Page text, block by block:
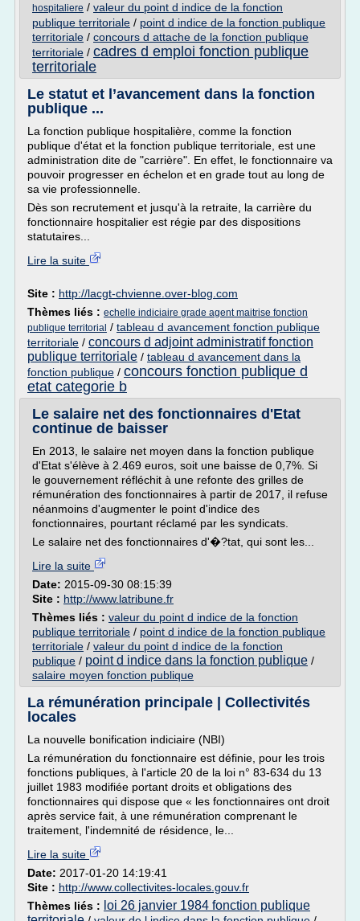
hospitaliere / valeur du point d indice de la fonction
publique territoriale / point d indice de la fonction publique
territoriale / concours d attache de la fonction publique
territoriale / cadres d emploi fonction publique
territoriale
Le statut et l’avancement dans la fonction
publique ...
La fonction publique hospitalière, comme la fonction
publique d'état et la fonction publique territoriale, est une
administration dite de "carrière". En effet, le fonctionnaire va
pouvoir progresser en échelon et en grade tout au long de
sa vie professionnelle.
Dès son recrutement et jusqu'à la retraite, la carrière du
fonctionnaire hospitalier est régie par des dispositions
statutaires...
Lire la suite
Site : http://lacgt-chvienne.over-blog.com
Thèmes liés : echelle indiciaire grade agent maitrise fonction
publique territorial / tableau d avancement fonction publique
territoriale / concours d adjoint administratif fonction
publique territoriale / tableau d avancement dans la
fonction publique / concours fonction publique d
etat categorie b
Le salaire net des fonctionnaires d'Etat
continue de baisser
En 2013, le salaire net moyen dans la fonction publique
d'Etat s'élève à 2.469 euros, soit une baisse de 0,7%. Si
le gouvernement réfléchit à une refonte des grilles de
rémunération des fonctionnaires à partir de 2017, il refuse
néanmoins d'augmenter le point d'indice des
fonctionnaires, pourtant réclamé par les syndicats.
Le salaire net des fonctionnaires d'�?tat, qui sont les...
Lire la suite
Date: 2015-09-30 08:15:39
Site : http://www.latribune.fr
Thèmes liés : valeur du point d indice de la fonction
publique territoriale / point d indice de la fonction publique
territoriale / valeur du point d indice de la fonction
publique / point d indice dans la fonction publique /
salaire moyen fonction publique
La rémunération principale | Collectivités
locales
La nouvelle bonification indiciaire (NBI)
La rémunération du fonctionnaire est définie, pour les trois
fonctions publiques, à l'article 20 de la loi n° 83-634 du 13
juillet 1983 modifiée portant droits et obligations des
fonctionnaires qui dispose que « les fonctionnaires ont droit
après service fait, à une rémunération comprenant le
traitement, l'indemnité de résidence, le...
Lire la suite
Date: 2017-01-20 14:19:41
Site : http://www.collectivites-locales.gouv.fr
Thèmes liés : loi 26 janvier 1984 fonction publique